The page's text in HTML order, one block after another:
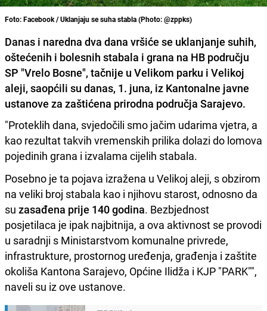
Foto: Facebook / Uklanjaju se suha stabla (Photo: @zppks)
Danas i naredna dva dana vršiće se uklanjanje suhih,
oštećenih i bolesnih stabala i grana na HB području
SP "Vrelo Bosne", tačnije u Velikom parku i Velikoj
aleji, saopćili su danas, 1. juna, iz Kantonalne javne
ustanove za zaštićena prirodna područja Sarajevo.
"Proteklih dana, svjedočili smo jačim udarima vjetra, a
kao rezultat takvih vremenskih prilika dolazi do lomova
pojedinih grana i izvalama cijelih stabala.
Posebno je ta pojava izražena u Velikoj aleji, s obzirom
na veliki broj stabala kao i njihovu starost, odnosno da
su zasađena prije 140 godina. Bezbjednost
posjetilaca je ipak najbitnija, a ova aktivnost se provodi
u saradnji s Ministarstvom komunalne privrede,
infrastrukture, prostornog uređenja, građenja i zaštite
okoliša Kantona Sarajevo, Općine Ilidža i KJP "PARK"",
naveli su iz ove ustanove.